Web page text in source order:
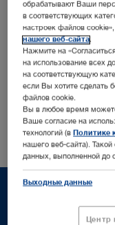
Карьера
обрабатывают Ваши
в соответствующих
настроек файлов
нашего веб-сайта.
Нажмите на
на использование всех
на соответствующую
если Вы хотите сделать
файлов cookie.
Вы в любое время
Ваше согласие на
технологий (в Политике
нашего веб-сайта).
данных, выполненной до
Выходные данные
Центр